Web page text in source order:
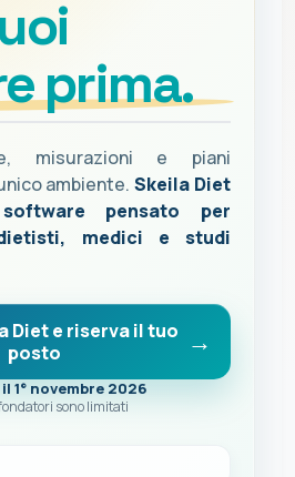
prima.
misurazioni e piani
ambiente.Skeila Diet
pensato per
medici e studi
Diet e riserva il tuo
posto
1° novembre 2026
sono limitati